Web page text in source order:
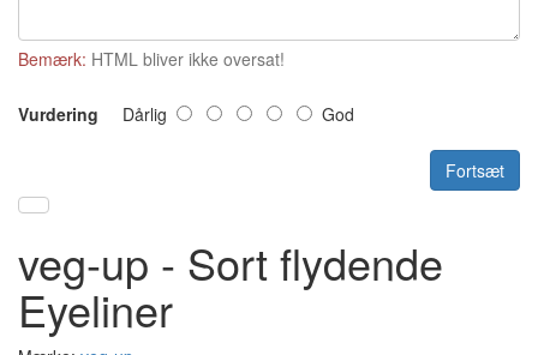
Bemærk: HTML bliver ikke oversat!
Vurdering Dårlig God
Fortsæt
veg-up - Sort flydende
Eyeliner